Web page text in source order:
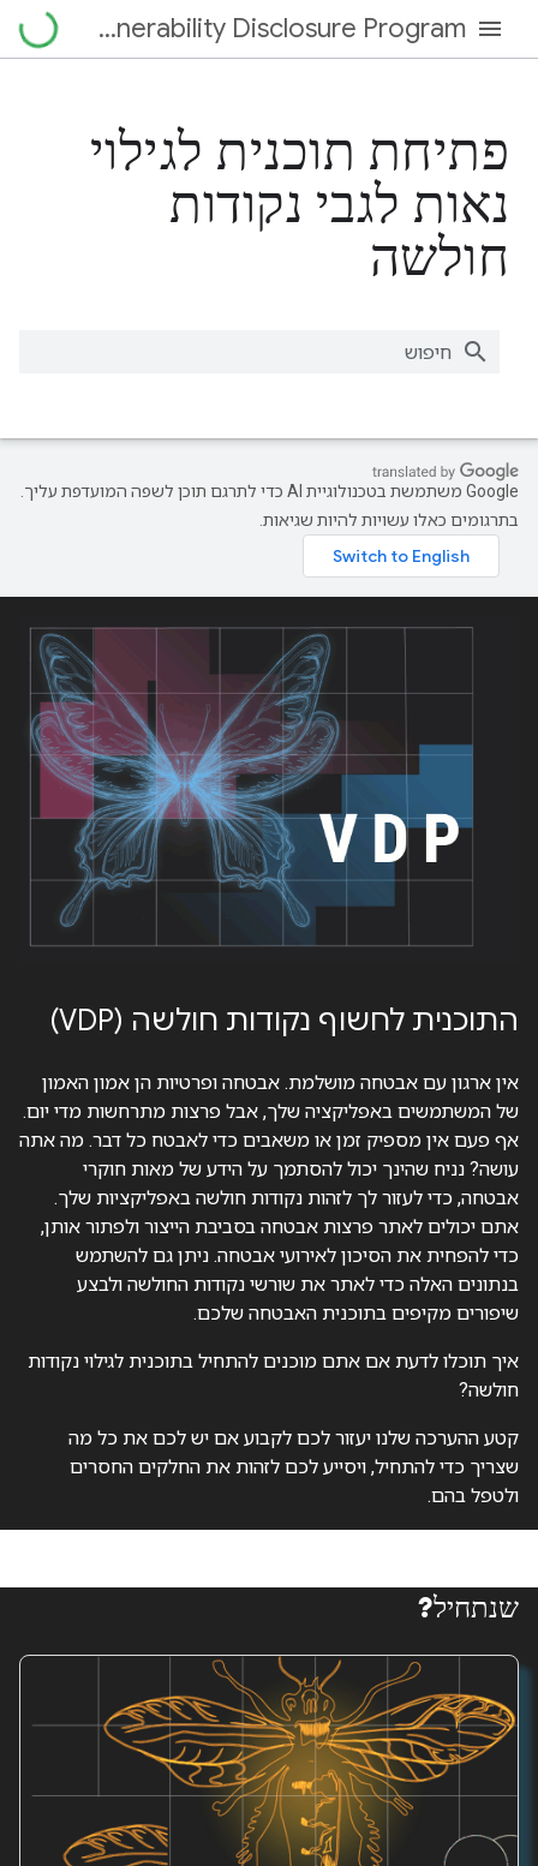
Vulnerability Disclosure Program
פתיחת תוכנית לגילוי
נאות לגבי נקודות
חולשה
‫Google משתמשת בטכנולוגיית AI כדי לתרגם תוכן לשפה המועדפת עליך.
בתרגומים כאלו עשויות להיות שגיאות.
התוכנית לחשוף נקודות חולשה (VDP)
אין ארגון עם אבטחה מושלמת. אבטחה ופרטיות הן אמון האמון
של המשתמשים באפליקציה שלך, אבל פרצות מתרחשות מדי יום.
אף פעם אין מספיק זמן או משאבים כדי לאבטח כל דבר. מה אתה
עושה? נניח שהינך יכול להסתמך על הידע של מאות חוקרי
אבטחה, כדי לעזור לך לזהות נקודות חולשה באפליקציות שלך.
אתם יכולים לאתר פרצות אבטחה בסביבת הייצור ולפתור אותן,
כדי להפחית את הסיכון לאירועי אבטחה. ניתן גם להשתמש
בנתונים האלה כדי לאתר את שורשי נקודות החולשה ולבצע
שיפורים מקיפים בתוכנית האבטחה שלכם.
איך תוכלו לדעת אם אתם מוכנים להתחיל בתוכנית לגילוי נקודות
חולשה?
קטע ההערכה שלנו יעזור לכם לקבוע אם יש לכם את כל מה
שצריך כדי להתחיל, ויסייע לכם לזהות את החלקים החסרים
ולטפל בהם.
שנתחיל?